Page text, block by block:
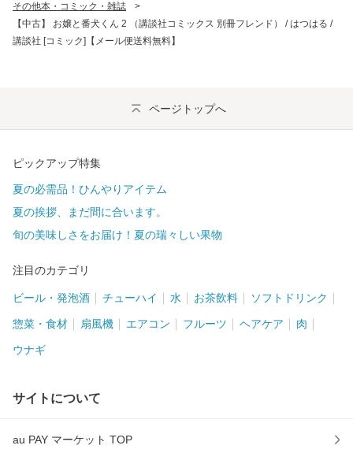
その他本・コミック・雑誌
>
【中古】 お嬢と番犬くん 2 （講談社コミックス 別冊フレンド） / はつはる /
講談社 [コミック]【メール便送料無料】
ページトップへ
ピックアップ特集
夏の必需品！ひんやりアイテム
夏の挨拶、まだ間に合います。
旬の美味しさをお届け！夏の瑞々しい果物
注目のカテゴリ
ビール・発泡酒 チューハイ 水 お茶飲料 ソフトドリンク
惣菜・食材 扇風機 エアコン フルーツ ヘアケア 肉
ウナギ
サイトについて
au PAY マーケット TOP